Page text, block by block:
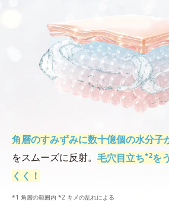
角層のすみずみに数十億個の水分子
をスムーズに反射。 毛穴目立ち*2を
くく！
*1 角層の範囲内 *2 キメの乱れによる